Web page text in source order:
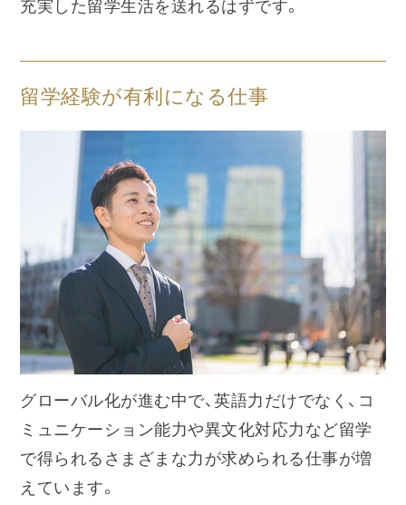
充実した留学生活を送れるはずです。
留学経験が有利になる仕事
グローバル化が進む中で、英語力だけでなく、コ
ミュニケーション能力や異文化対応力など留学
で得られるさまざまな力が求められる仕事が増
えています。